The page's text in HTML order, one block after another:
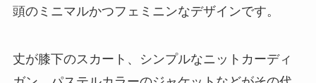
頭のミニマルかつフェミニンなデザインです。
丈が膝下のスカート、シンプルなニットカーディ